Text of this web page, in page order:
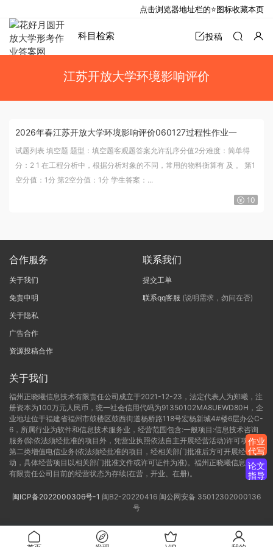
科目检索 投稿
江苏开放大学环境影响评价
2026年春江苏开放大学环境影响评价060127过程性作业一
试题列表 填空题 题型：填空题客观题答案允许乱序分值2分难度：简单得
分：2 1 在工程分析中，根据分析对象的不同，常用的物料衡算有 及 。 第1
空分值：1分 第2空分值：1分 学生答案：...
10
合作服务
关于我们
免责申明
关于隐私
广告合作
资源投稿合作
联系我们
提交工单
联系qq客服 (说明需求，勿问在否)
关于我们
福州正晓曦信息技术有限责任公司成立于2021-12-23，法定代表人为郑曦，注
册资本为100万元人民币，统一社会信用代码为91350102MA8UEWD80H，企
业地址位于福建省福州市鼓楼区鼓西街道杨桥路118号宏杨新城4#楼6层办公C-
6，所属行业为软件和信息技术服务业，经营范围包含:一般项目:信息技术咨询
服务(除依法须经批准的项目外，凭营业执照依法自主开展经营活动)许可项目:
第二类增值电信业务(依法须经批准的项目，经相关部门批准后方可开展经营活
动，具体经营项目以相关部门批准文件或许可证件为准)。福州正晓曦信息技术
有限责任公司目前的经营状态为存续(在营，开业、在册)。
闽ICP备2022000306号-1 闽B2-20220416 闽公网安备 35012302000136
号
点击浏览器地址栏的⭐图标收藏本页
作业
代写
论文
指导